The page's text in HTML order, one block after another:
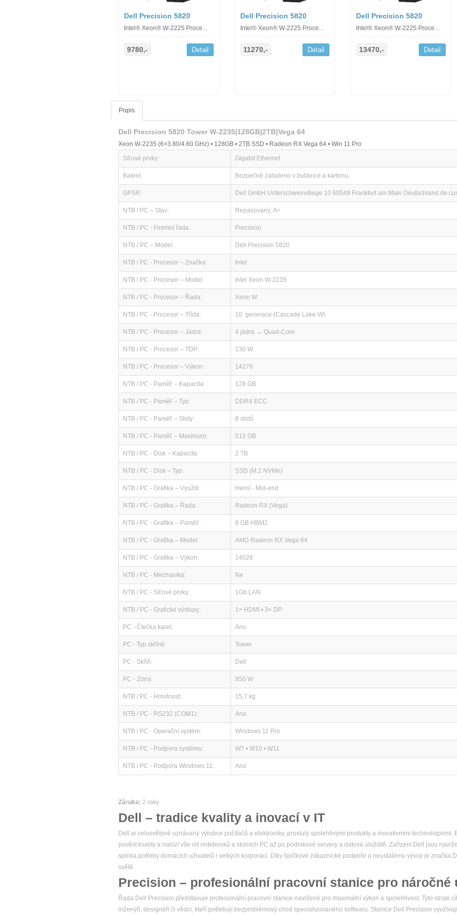
Dell Precision 5820
Intel® Xeon® W-2225 Proce...
9780,- Detail
Dell Precision 5820
Intel® Xeon® W-2225 Proce...
11270,- Detail
Dell Precision 5820
Intel® Xeon® W-2225 Proce...
13470,- Detail
Popis
Dell Precision 5820 Tower W-2235|128GB|2TB|Vega 64
Xeon W-2235 (6×3.80/4.60 GHz) • 128GB • 2TB SSD • Radeon RX Vega 64 • Win 11 Pro
Síťové prvky:
Gigabit Ethernet
Balení: Bezpečně zabaleno v bublince a kartonu.
GPSR: Dell GmbH Unterschweinstiege 10 60549 Frankfurt am Main Deutschland
NTB / PC – Stav: Repasovaný, A+
NTB / PC - Firemní řada: Precision
NTB / PC – Model: Dell Precision 5820
NTB / PC - Procesor – Značka: Intel
NTB / PC - Procesor – Model: Intel Xeon W-2235
NTB / PC - Procesor – Řada: Xeon W
NTB / PC - Procesor – Třída: 10. generace (Cascade Lake-W)
NTB / PC - Procesor – Jádra: 4 jádra → Quad-Core
NTB / PC - Procesor – TDP: 130 W
NTB / PC - Procesor – Výkon: 14276
NTB / PC - Paměť – Kapacita: 128 GB
NTB / PC - Paměť – Typ: DDR4 ECC
NTB / PC - Paměť – Sloty: 8 slotů
NTB / PC - Paměť – Maximum: 512 GB
NTB / PC - Disk – Kapacita: 2 TB
NTB / PC - Disk – Typ: SSD (M.2 NVMe)
NTB / PC - Grafika – Využití: Herní - Mid-end
NTB / PC - Grafika – Řada: Radeon RX (Vega)
NTB / PC - Grafika – Paměť: 8 GB HBM2
NTB / PC - Grafika – Model: AMD Radeon RX Vega 64
NTB / PC - Grafika – Výkon: 14026
NTB / PC - Mechanika: Ne
NTB / PC - Síťové prvky: 1Gb LAN
NTB / PC - Grafické výstupy: 1× HDMI • 3× DP
PC - Čtečka karet: Ano
PC - Typ skříně: Tower
PC - Skříň: Dell
PC - Zdroj: 950 W
NTB / PC - Hmotnost: 15,7 kg
NTB / PC - RS232 (COM1): Ano
NTB / PC - Operační systém: Windows 11 Pro
NTB / PC - Podpora systému: W7 • W10 • W11
NTB / PC - Podpora Windows 11: Ano
Záruka: 2 roky
Dell – tradice kvality a inovací v IT
Dell je celosvětově uznávaný výrobce počítačů a elektroniky, proslulý spolehlivými produkty a inovativními
pověst kvality a nabízí vše od notebooků a stolních PC až po podnikové servery a datová úložiště. Zařízení Dell jsou
splnila potřeby domácích uživatelů i velkých korporací. Díky špičkové zákaznické podpoře a neustálému vývoji je značka
světě.
Precision – profesionální pracovní stanice pro náročné
Řada Dell Precision představuje profesionální pracovní stanice navržené pro maximální výkon a spolehlivost. Tyto stroje
inženýři, designéři či vědci, kteří potřebují bezproblémový chod specializovaného softwaru. Stanice Dell Precision